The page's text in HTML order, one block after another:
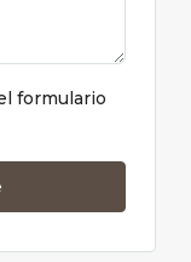
formulario